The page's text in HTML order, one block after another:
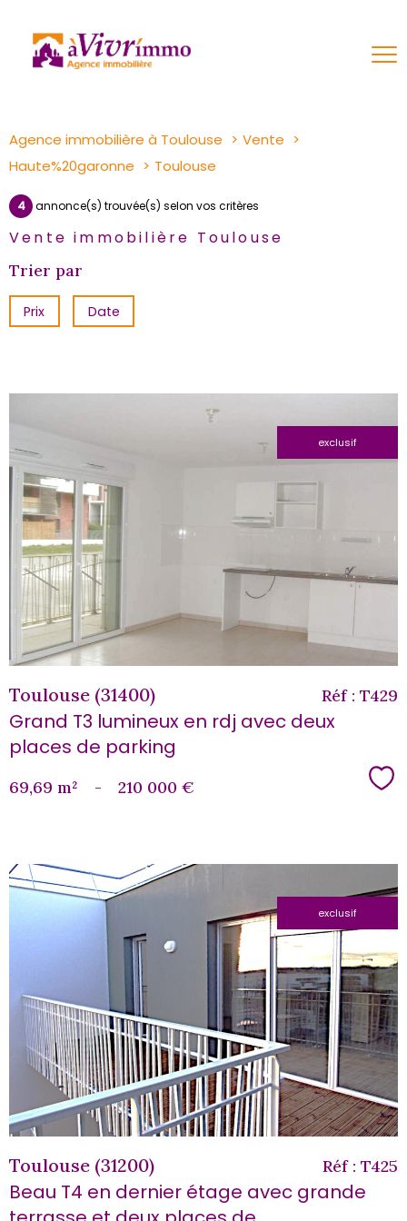
Agence immobilière à Toulouse
Vente
Haute%20garonne
Toulouse
4 annonce(s) trouvée(s) selon vos critères
Vente immobilière Toulouse
Trier par
Prix Date
exclusif
bien
Toulouse (31400)
Grand T3 lumineux en rdj avec deux
places de parking
Réf : T429
69,69 m² - 210 000 €
exclusif
voir le
bien
Toulouse (31200)
Beau T4 en dernier étage avec grande
Réf : T425